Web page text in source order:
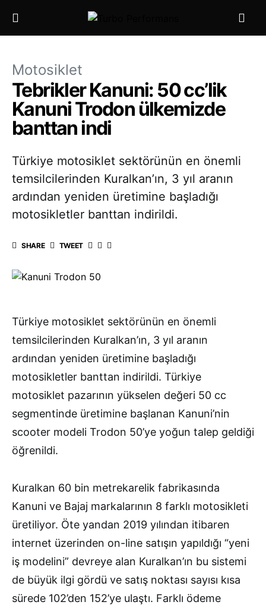
Motosiklet
Tebrikler Kanuni: 50 cc’lik
Kanuni Trodon ülkemizde
banttan indi
Türkiye motosiklet sektörünün en önemli
temsilcilerinden Kuralkan’ın, 3 yıl aranın
ardından yeniden üretimine başladığı
motosikletler banttan indirildi.
SHARE TWEET
Türkiye motosiklet sektörünün en önemli
temsilcilerinden Kuralkan’ın, 3 yıl aranın
ardından yeniden üretimine başladığı
motosikletler banttan indirildi. Türkiye
motosiklet pazarının yükselen değeri 50 cc
segmentinde üretimine başlanan Kanuni’nin
scooter modeli Trodon 50’ye yoğun talep geldiği
öğrenildi.
Kuralkan 60 bin metrekarelik fabrikasında
Kanuni ve Bajaj markalarının 8 farklı motosikleti
üretiliyor. Öte yandan 2019 yılından itibaren
internet üzerinden on-line satışın yapıldığı “yeni
iş modelini” devreye alan Kuralkan’ın bu sistemi
de büyük ilgi gördü ve satış noktası sayısı kısa
sürede 102’den 152’ye ulaştı. Farklı ödeme